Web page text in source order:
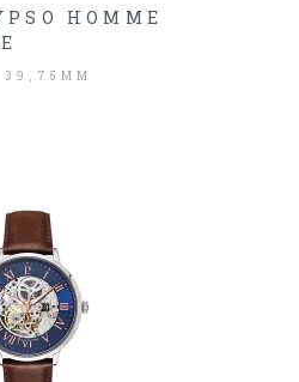
HOMME